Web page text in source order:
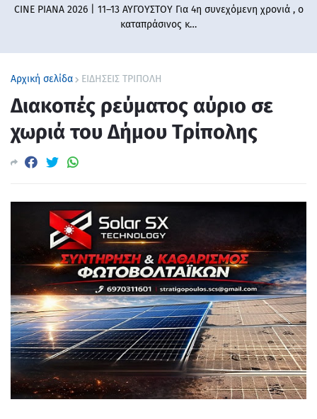
CINE PIANA 2026 | 11–13 ΑΥΓΟΥΣΤΟΥ Για 4η συνεχόμενη χρονιά , ο
καταπράσινος κ…
Αρχική σελίδα ΕΙΔΗΣΕΙΣ ΤΡΙΠΟΛΗ
Διακοπές ρεύματος αύριο σε
χωριά του Δήμου Τρίπολης